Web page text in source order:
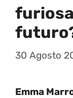
30 Agosto
Emma